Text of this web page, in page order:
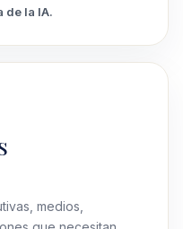
de la IA.
medios,